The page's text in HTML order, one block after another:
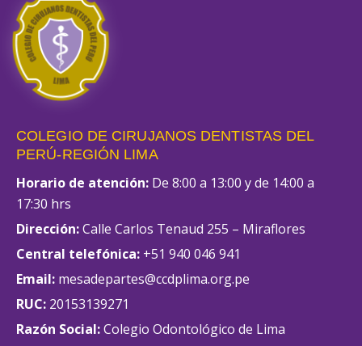
COLEGIO DE CIRUJANOS DENTISTAS DEL
PERÚ-REGIÓN LIMA
Horario de atención: De 8:00 a 13:00 y de 14:00 a
17:30 hrs
Dirección:Calle Carlos Tenaud 255 – Miraflores
Central telefónica: +51 940 046 941
Email: mesadepartes@ccdplima.org.pe
RUC: 20153139271
Razón Social:Colegio Odontológico de Lima